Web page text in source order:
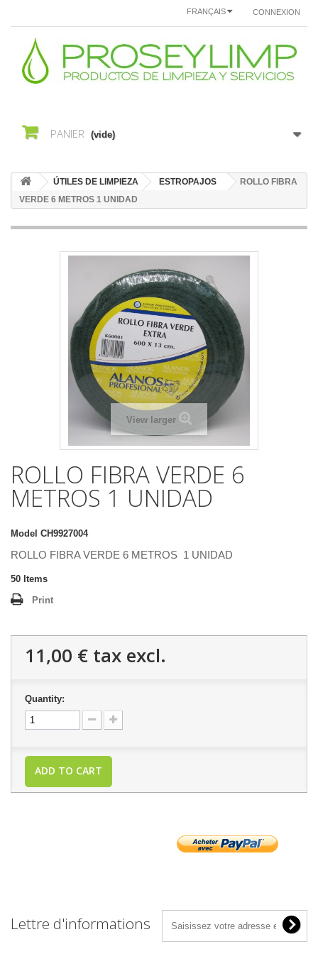
CONNEXION
FRANÇAIS
PANIER (vide)
ÚTILES DE LIMPIEZA ESTROPAJOS
ROLLO FIBRA
VERDE 6 METROS 1 UNIDAD
View larger
ROLLO FIBRA VERDE 6
METROS 1 UNIDAD
Model CH9927004
ROLLO FIBRA VERDE 6 METROS 1 UNIDAD
50 Items
Print
11,00 € tax excl.
Quantity:
ADD TO CART
Lettre d'informations